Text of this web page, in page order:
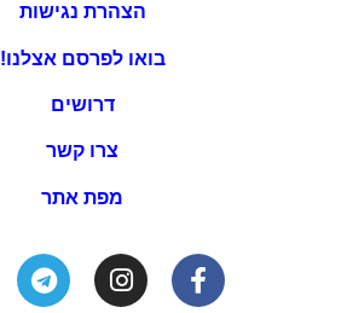
הצהרת נגישות
בואו לפרסם אצלנו!
דרושים
צרו קשר
מפת אתר